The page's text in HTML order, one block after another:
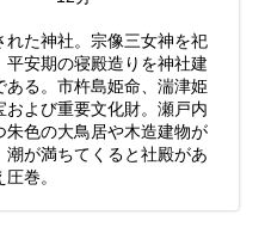
た神社。宗像三女神を祀
安期の寝殿造りを神社建
る。市杵島姫命、湍津姫
よび重要文化財。瀬戸内
色の大鳥居や木造建物が
が満ちてくると社殿があ
巻。